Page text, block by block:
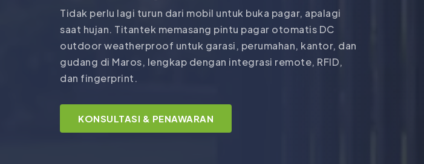
Tidak perlu lagi turun dari mobil untuk buka pagar, apalagi
saat hujan. Titantek memasang pintu pagar otomatis DC
outdoor weatherproof untuk garasi, perumahan, kantor, dan
gudang di Maros, lengkap dengan integrasi remote, RFID,
dan fingerprint.
KONSULTASI & PENAWARAN